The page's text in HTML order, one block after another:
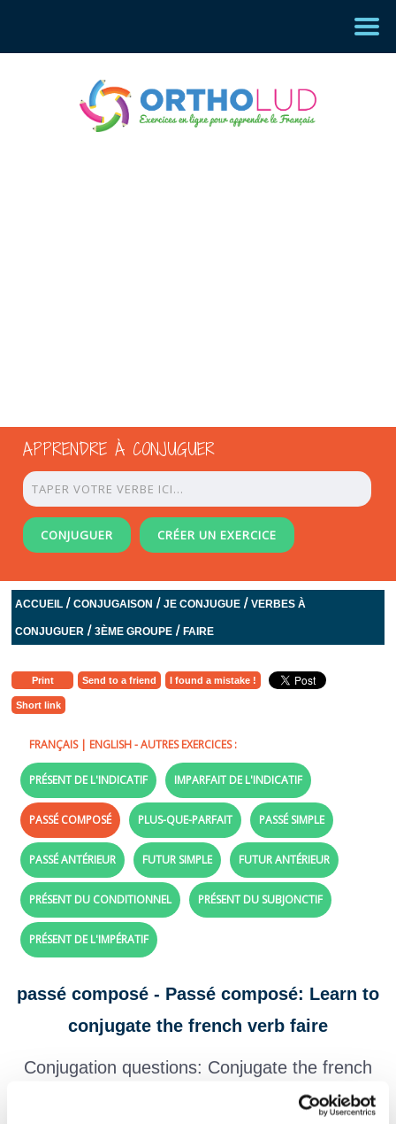
APPRENDRE À CONJUGUER
CONJUGUER CRÉER UN EXERCICE
ACCUEIL /CONJUGAISON /JE CONJUGUE /VERBES À
CONJUGUER /3ÈME GROUPE /FAIRE
Print Send to a friend I found a mistake !
Short link
FRANÇAIS| ENGLISH- AUTRES EXERCICES :
PRÉSENT DE L'INDICATIF IMPARFAIT DE L'INDICATIF
PASSÉ COMPOSÉ PLUS-QUE-PARFAIT PASSÉ SIMPLE
PASSÉ ANTÉRIEUR FUTUR SIMPLE FUTUR ANTÉRIEUR
PRÉSENT DU CONDITIONNEL PRÉSENT DU SUBJONCTIF
PRÉSENT DE L'IMPÉRATIF
passé composé - Passé composé: Learn to
conjugate the french verb faire
Conjugation questions: Conjugate the french